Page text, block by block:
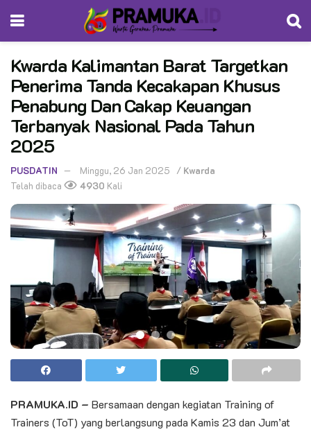
Kwarda Kalimantan Barat Targetkan
Penerima Tanda Kecakapan Khusus
Penabung Dan Cakap Keuangan
Terbanyak Nasional Pada Tahun
2025
PUSDATIN Minggu, 26 Jan 2025 / Kwarda
Telah dibaca
4930 Kali
PRAMUKA.ID – Bersamaan dengan kegiatan Training of
Trainers (ToT) yang berlangsung pada Kamis 23 dan Jum’at